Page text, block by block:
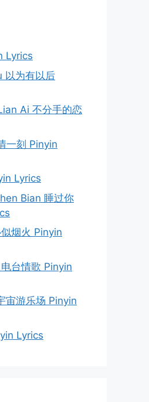
Lyrics
以为有以后
Ai 不分手的恋
一刻 Pinyin
Lyrics
Bian 睡过你
烟火 Pinyin
台情歌 Pinyin
宙游乐场 Pinyin
Lyrics